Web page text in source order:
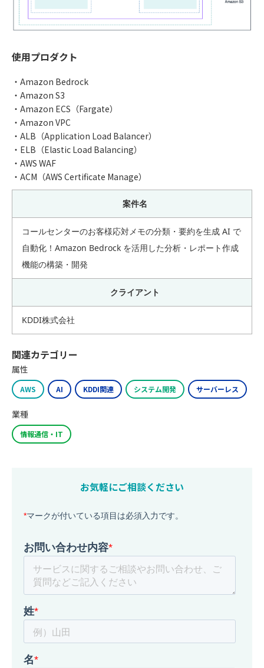
使用プロダクト
・Amazon Bedrock
・Amazon S3
・Amazon ECS（Fargate）
・Amazon VPC
・ALB（Application Load Balancer）
・ELB（Elastic Load Balancing）
・AWS WAF
・ACM（AWS Certificate Manage）
案件名
コールセンターのお客様応対メモの分類・要約を生成 AI で
自動化！Amazon Bedrock を活用した分析・レポート作成
機能の構築・開発
クライアント
KDDI株式会社
関連カテゴリー
属性
AWS AI KDDI関連 システム開発 サーバーレス
業種
情報通信・IT
お気軽にご相談ください